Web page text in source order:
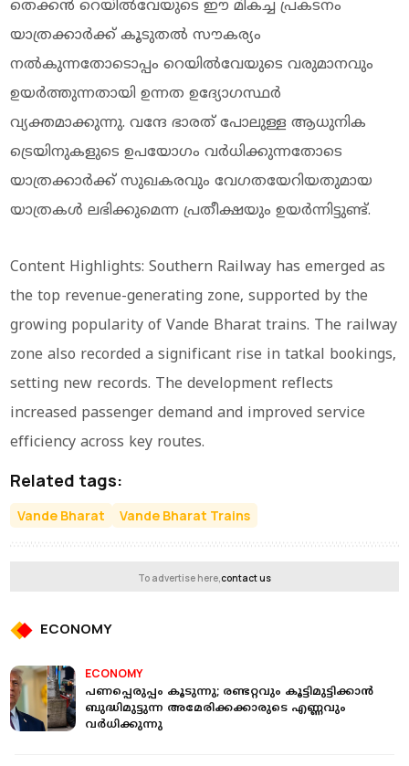
തെക്കൻ റെയിൽവേയുടെ ഈ മികച്ച പ്രകടനം
യാത്രക്കാർക്ക് കൂടുതൽ സൗകര്യം
നൽകുന്നതോടൊപ്പം റെയിൽവേയുടെ വരുമാനവും
ഉയർത്തുന്നതായി ഉന്നത ഉദ്യോഗസ്ഥർ
വ്യക്തമാക്കുന്നു. വന്ദേ ഭാരത് പോലുള്ള ആധുനിക
ട്രെയിനുകളുടെ ഉപയോഗം വർധിക്കുന്നതോടെ
യാത്രക്കാർക്ക് സുഖകരവും വേഗതയേറിയതുമായ
യാത്രകൾ ലഭിക്കുമെന്ന പ്രതീക്ഷയും ഉയർന്നിട്ടുണ്ട്.
Content Highlights: Southern Railway has emerged as
the top revenue-generating zone, supported by the
growing popularity of Vande Bharat trains. The railway
zone also recorded a significant rise in tatkal bookings,
setting new records. The development reflects
increased passenger demand and improved service
efficiency across key routes.
Related tags:
Vande Bharat Vande Bharat Trains
To advertise here,contact us
ECONOMY
ECONOMY
പണപ്പെരുപ്പം കൂടുന്നു; രണ്ടറ്റവും കൂട്ടിമുട്ടിക്കാൻ
ബുദ്ധിമുട്ടുന്ന അമേരിക്കക്കാരുടെ എണ്ണവും
വർധിക്കുന്നു